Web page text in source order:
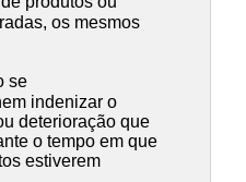
os mesmos
se
indenizar o
deterioração que
o tempo em que
estiverem